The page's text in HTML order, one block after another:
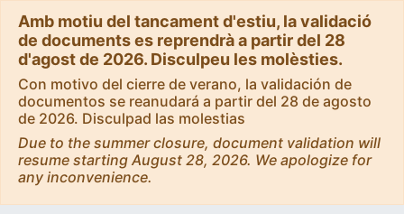
Amb motiu del tancament d'estiu, la validació
de documents es reprendrà a partir del 28
d'agost de 2026. Disculpeu les molèsties.
Con motivo del cierre de verano, la validación de
documentos se reanudará a partir del 28 de agosto
de 2026. Disculpad las molestias
Due to the summer closure, document validation will
resume starting August 28, 2026. We apologize for
any inconvenience.